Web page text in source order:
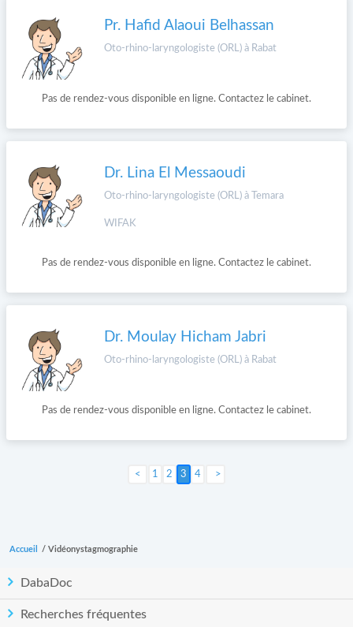
Pr. Hafid Alaoui Belhassan
Oto-rhino-laryngologiste (ORL) à Rabat
Pas de rendez-vous disponible en ligne. Contactez le cabinet.
Dr. Lina El Messaoudi
Oto-rhino-laryngologiste (ORL) à Temara
WIFAK
Pas de rendez-vous disponible en ligne. Contactez le cabinet.
Dr. Moulay Hicham Jabri
Oto-rhino-laryngologiste (ORL) à Rabat
Pas de rendez-vous disponible en ligne. Contactez le cabinet.
1 2 3 4 Suivant >
Accueil / Vidéonystagmographie
DabaDoc
Recherches fréquentes